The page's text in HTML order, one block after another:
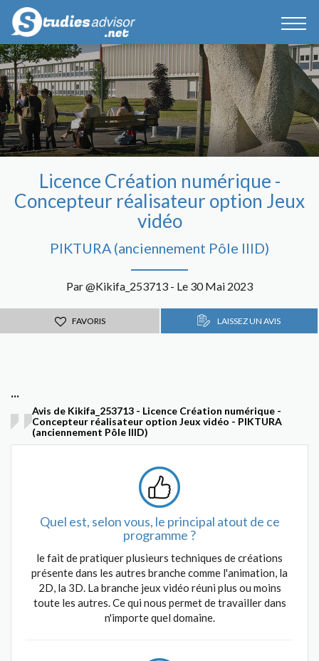
Licence Création numérique -
Concepteur réalisateur option Jeux
vidéo
PIKTURA (anciennement Pôle IIID)
Par @Kikifa_253713 - Le 30 Mai 2023
FAVORIS LAISSEZ UN AVIS
...
Avis de Kikifa_253713 - Licence Création numérique -
Concepteur réalisateur option Jeux vidéo - PIKTURA
(anciennement Pôle IIID)
Quel est, selon vous, le principal atout de ce
programme ?
le fait de pratiquer plusieurs techniques de créations
présente dans les autres branche comme l'animation, la
2D, la 3D. La branche jeux vidéo réuni plus ou moins
toute les autres. Ce qui nous permet de travailler dans
n'importe quel domaine.